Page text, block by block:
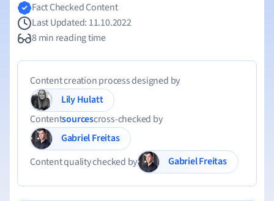
Fact Checked Content
Last Updated: 11.10.2022
8 min reading time
Content creation process designed by
Lily Hulatt
Contentsourcescross-checked by
Gabriel Freitas
Content quality checked by
Gabriel Freitas